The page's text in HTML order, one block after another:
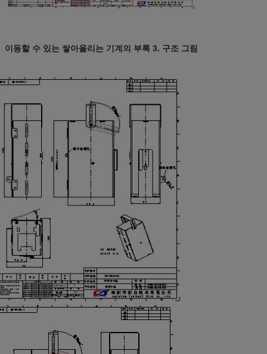
이동할 수 있는 쌓아올리는 기계의 부록 3. 구조 그림